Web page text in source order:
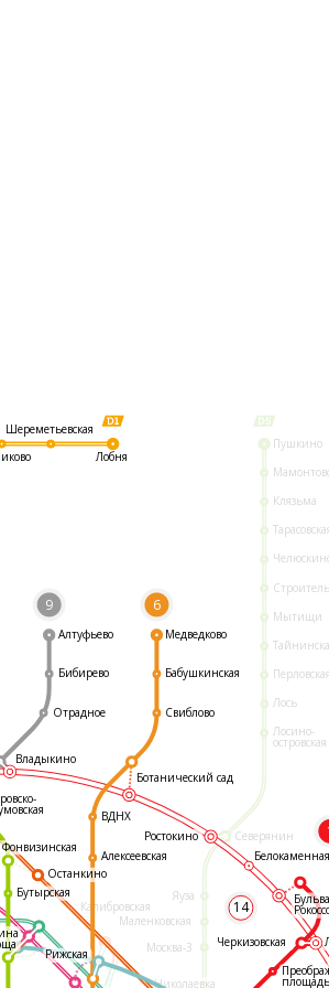
Пушкино
Клязьма
Мытищи
Лось
Лосино-
островская
Северянин
Яуза
Маленковская
Москва-3
Николаевка
Калибровская 14
9 6
Останкино
Медведково
Бабушкинская
Свиблово
ВДНХ
Алексеевская
Рижская
Шереметьевская
Лобня
Фонвизинская
Бутырская
Бибирево
Отрадное
Владыкино
Ботанический сад
Алтуфьево
Ростокино
Черкизовская
площадь